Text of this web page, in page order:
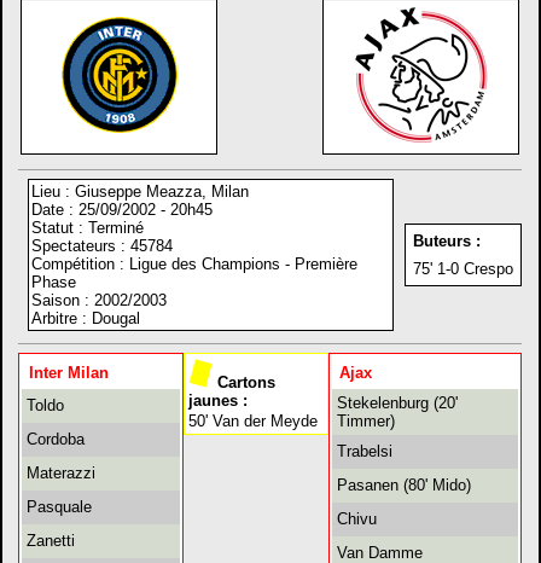
Lieu : Giuseppe Meazza, Milan
Date : 25/09/2002 - 20h45
Statut : Terminé
Spectateurs : 45784
Compétition : Ligue des Champions - Première
Phase
Saison : 2002/2003
Arbitre : Dougal
Buteurs :
75' 1-0 Crespo
Inter Milan
Toldo
Cordoba
Materazzi
Pasquale
Zanetti
Cartons
jaunes :
50' Van der Meyde
Ajax
Stekelenburg (20'
Timmer)
Trabelsi
Pasanen (80' Mido)
Chivu
Van Damme